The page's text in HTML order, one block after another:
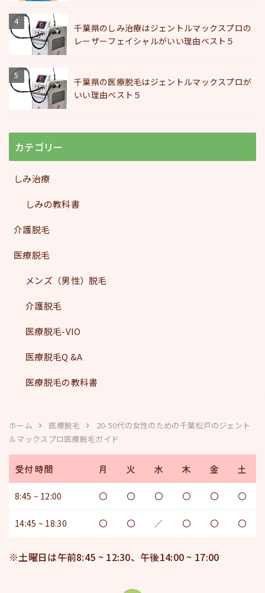
千葉県のしみ治療はジェントルマックスプロの
レーザーフェイシャルがいい理由ベスト５
千葉県の医療脱毛はジェントルマックスプロが
いい理由ベスト５
カテゴリー
しみ治療
しみの教科書
介護脱毛
医療脱毛
メンズ（男性）脱毛
介護脱毛
医療脱毛-VIO
医療脱毛Q &A
医療脱毛の教科書
ホーム 医療脱毛
20-50代の女性のための千葉松戸のジェント
ルマックスプロ医療脱毛ガイド
受付時間 月 火 水 木 金 土
8:45 ~ 12:00 〇 〇 〇 〇 〇 〇
14:45 ~ 18:30 〇 〇 ／ 〇 〇 〇
※土曜日は午前8:45 ~ 12:30、午後14:00 ~ 17:00